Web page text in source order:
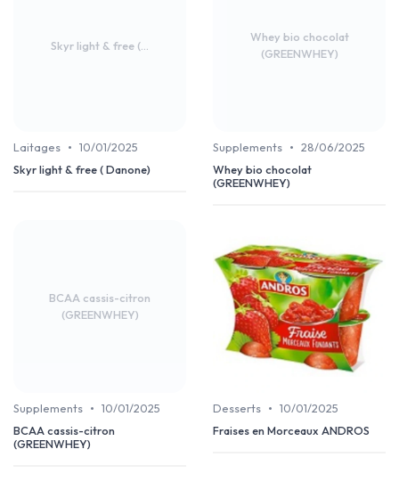
Skyr light & free (...
Laitages • 10/01/2025
Skyr light & free ( Danone)
Whey bio chocolat
(GREENWHEY)
Supplements • 28/06/2025
Whey bio chocolat
(GREENWHEY)
BCAA cassis-citron
(GREENWHEY)
Supplements • 10/01/2025
BCAA cassis-citron
(GREENWHEY)
Desserts • 10/01/2025
Fraises en Morceaux ANDROS